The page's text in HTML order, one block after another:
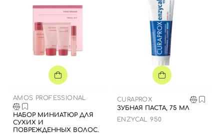
AMOS PROFESSIONAL
НАБОР МИНИАТЮР ДЛЯ
СУХИХ И
ПОВРЕЖДЕННЫХ ВОЛОС.
CURAPROX
ЗУБНАЯ ПАСТА, 75 МЛ
ENZYCAL 950